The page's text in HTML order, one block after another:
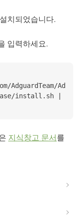
치되었습니다.
입력하세요.
Ad
install.sh |
지식창고 문서를